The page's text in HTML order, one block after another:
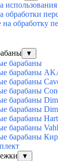
обработки
на обработку
▼
барабаны
барабаны
барабаны
барабаны
барабаны
барабаны
барабаны
барабаны
барабаны
▼